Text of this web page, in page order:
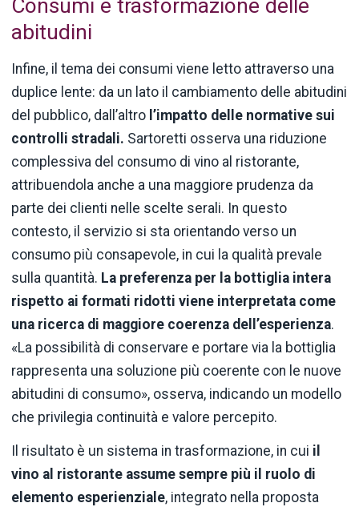
Consumi e trasformazione delle
abitudini
Infine, il tema dei consumi viene letto attraverso una
duplice lente: da un lato il cambiamento delle abitudini
del pubblico, dall’altro l’impatto delle normative sui
controlli stradali. Sartoretti osserva una riduzione
complessiva del consumo di vino al ristorante,
attribuendola anche a una maggiore prudenza da
parte dei clienti nelle scelte serali. In questo
contesto, il servizio si sta orientando verso un
consumo più consapevole, in cui la qualità prevale
sulla quantità. La preferenza per la bottiglia intera
rispetto ai formati ridotti viene interpretata come
una ricerca di maggiore coerenza dell’esperienza.
«La possibilità di conservare e portare via la bottiglia
rappresenta una soluzione più coerente con le nuove
abitudini di consumo», osserva, indicando un modello
che privilegia continuità e valore percepito.
Il risultato è un sistema in trasformazione, in cui il
vino al ristorante assume sempre più il ruolo di
elemento esperienziale, integrato nella proposta